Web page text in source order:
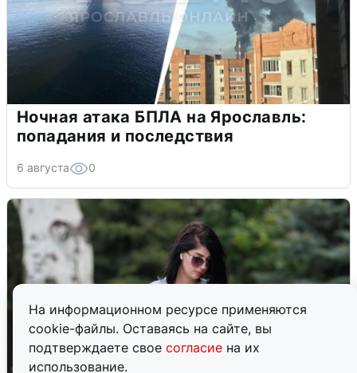
На информационном ресурсе применяются
cookie-файлы. Оставаясь на сайте, вы
подтверждаете свое согласие на их
использование.
Ночная атака БПЛА на Ярославль:
попадания и последствия
6 августа 0